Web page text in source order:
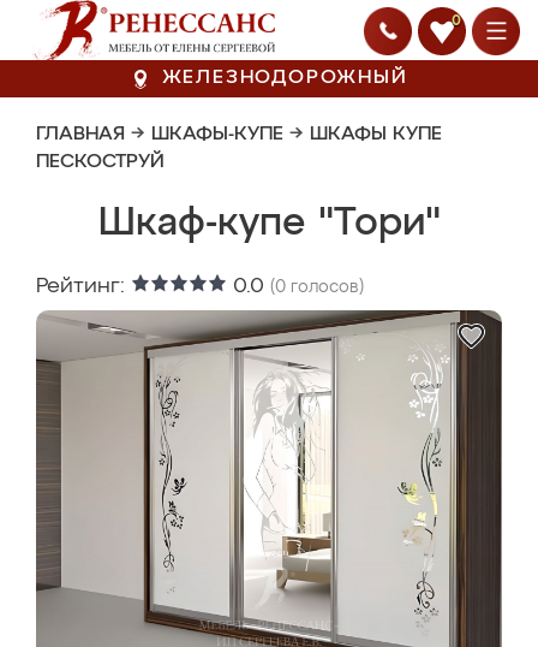
0
ЖЕЛЕЗНОДОРОЖНЫЙ
ГЛАВНАЯ → ШКАФЫ-КУПЕ → ШКАФЫ КУПЕ
ПЕСКОСТРУЙ
Шкаф-купе "Тори"
Рейтинг: 0.0 (0 голосов)